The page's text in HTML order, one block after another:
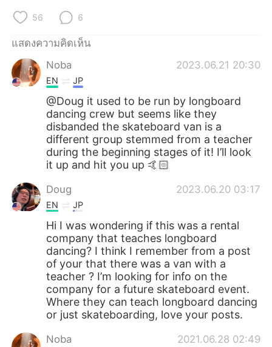
56 6
แสดงความคิดเห็น
Noba
2023.06.21 20:30
EN JP
@Doug it used to be run by longboard
dancing crew but seems like they
disbanded the skateboard van is a
different group stemmed from a teacher
during the beginning stages of it! I’ll look
it up and hit you up 🤙🏻
Doug 2023.06.20 03:17
EN JP
Hi I was wondering if this was a rental
company that teaches longboard
dancing? I think I remember from a post
of your that there was a van with a
teacher ? I’m looking for info on the
company for a future skateboard event.
Where they can teach longboard dancing
or just skateboarding, love your posts.
Noba 2021.06.28 02:49